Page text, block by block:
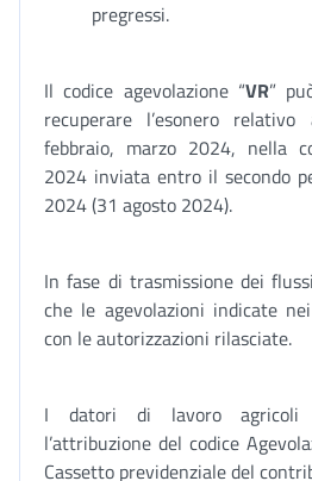
pregressi.
Il codice agevolazione “VR”
recuperare l’esonero
febbraio, marzo 2024, nella
2024 inviata entro il secondo
2024 (31 agosto 2024).
In fase di trasmissione dei
che le agevolazioni indicate
con le autorizzazioni rilasciate.
I datori di lavoro agricoli
l’attribuzione del codice
Cassetto previdenziale del